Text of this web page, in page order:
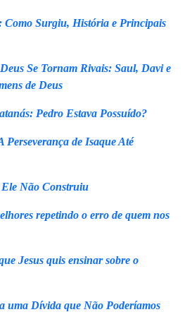
Como Surgiu, História e Principais
Se Tornam Rivais: Saul, Davi e
de Deus
Pedro Estava Possuído?
Perseverança de Isaque Até
Ele Não Construiu
repetindo o erro de quem nos
Jesus quis ensinar sobre o
uma Dívida que Não Poderíamos